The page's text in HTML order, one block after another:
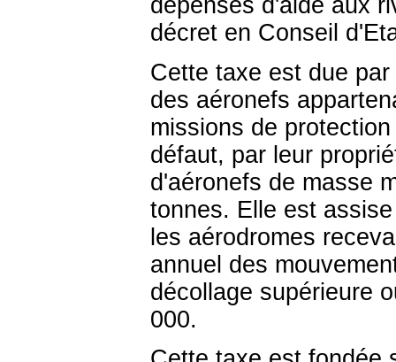
dépenses d'aide aux
décret en Conseil
Cette taxe est due
des aéronefs
missions de
défaut, par leur
d'aéronefs de masse
tonnes. Elle est
les aérodromes
annuel des
décollage supérieure
000.